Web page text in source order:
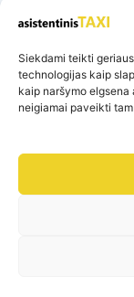
Siekdami teikti
technologijas kaip
kaip naršymo
neigiamai paveikti